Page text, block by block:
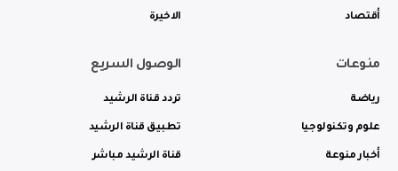
أقتصاد الاخيرة
منوعات
رياضة
علوم وتكنولوجيا
أخبار منوعة
الوصول السريع
تردد قناة الرشيد
تطبيق قناة الرشيد
قناة الرشيد مباشر